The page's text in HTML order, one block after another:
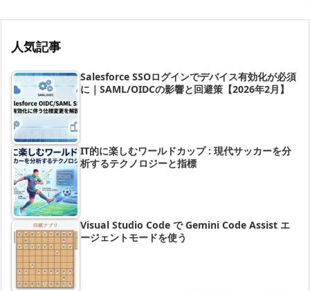
人気記事
Salesforce SSOログインでデバイス有効化が必須
に｜SAML/OIDCの影響と回避策【2026年2月】
IT的に楽しむワールドカップ : 現代サッカーを分
析するテクノロジーと指標
Visual Studio Code で Gemini Code Assist エ
ージェントモードを使う